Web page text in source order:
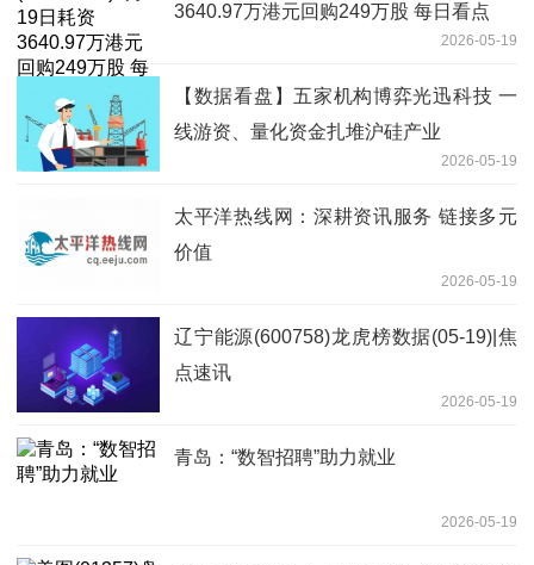
3640.97万港元回购249万股 每日看点
2026-05-19
【数据看盘】五家机构博弈光迅科技 一
线游资、量化资金扎堆沪硅产业
2026-05-19
太平洋热线网：深耕资讯服务 链接多元
价值
2026-05-19
辽宁能源(600758)龙虎榜数据(05-19)|焦
点速讯
2026-05-19
青岛：“数智招聘”助力就业
2026-05-19